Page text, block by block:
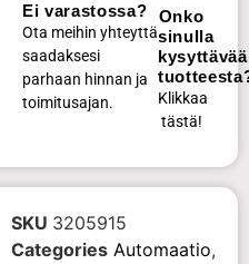
Ei varastossa?
Ota meihin yhteyttä
saadaksesi
parhaan hinnan ja
toimitusajan.
Onko
sinulla
kysyttävää
Klikkaa
tästä!
SKU 3205915
Categories Automaatio,